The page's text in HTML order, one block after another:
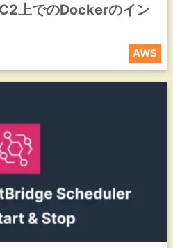
上でのDockerのイン
AWS